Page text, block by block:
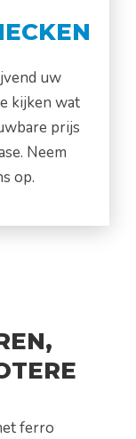
uw
kijken wat
prijs
Neem
op.
ferro